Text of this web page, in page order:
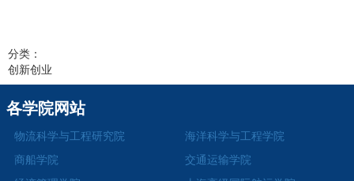
分类：
创新创业
各学院网站
物流科学与工程研究院
海洋科学与工程学院
商船学院
交通运输学院